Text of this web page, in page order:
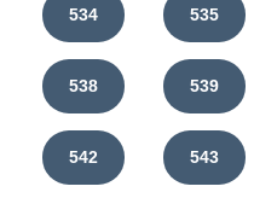
534 535
538 539
542 543